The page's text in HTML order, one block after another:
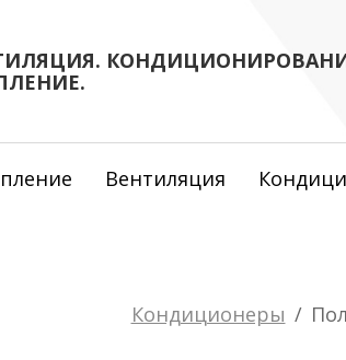
Вентиляция
Кондиционеры